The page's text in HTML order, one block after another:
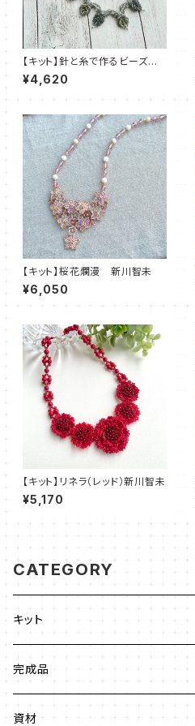
【キット】針と糸で作るビーズス
テッチキット「月華の葉（シルバ
ー）」清水理子
¥4,620
【キット】桜花爛漫 新川智未
¥6,050
【キット】リネラ（レッド）新川智未
¥5,170
CATEGORY
キット
ビーズステッチ
ネックレス
ジュエリークロッシェ
完成品
ネックレス
資材